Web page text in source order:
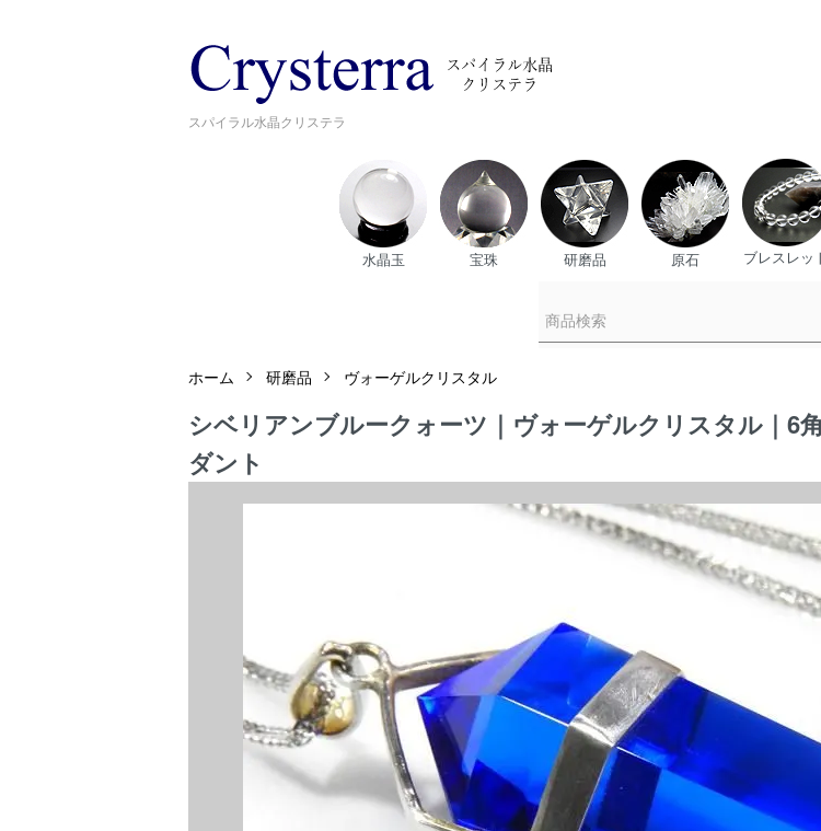
スパイラル水晶クリステラ
水晶玉 宝珠 研磨品 原石 ブレスレッ
ホーム 研磨品 ヴォーゲルクリスタル
シベリアンブルークォーツ｜ヴォーゲルクリスタル｜6
ダント